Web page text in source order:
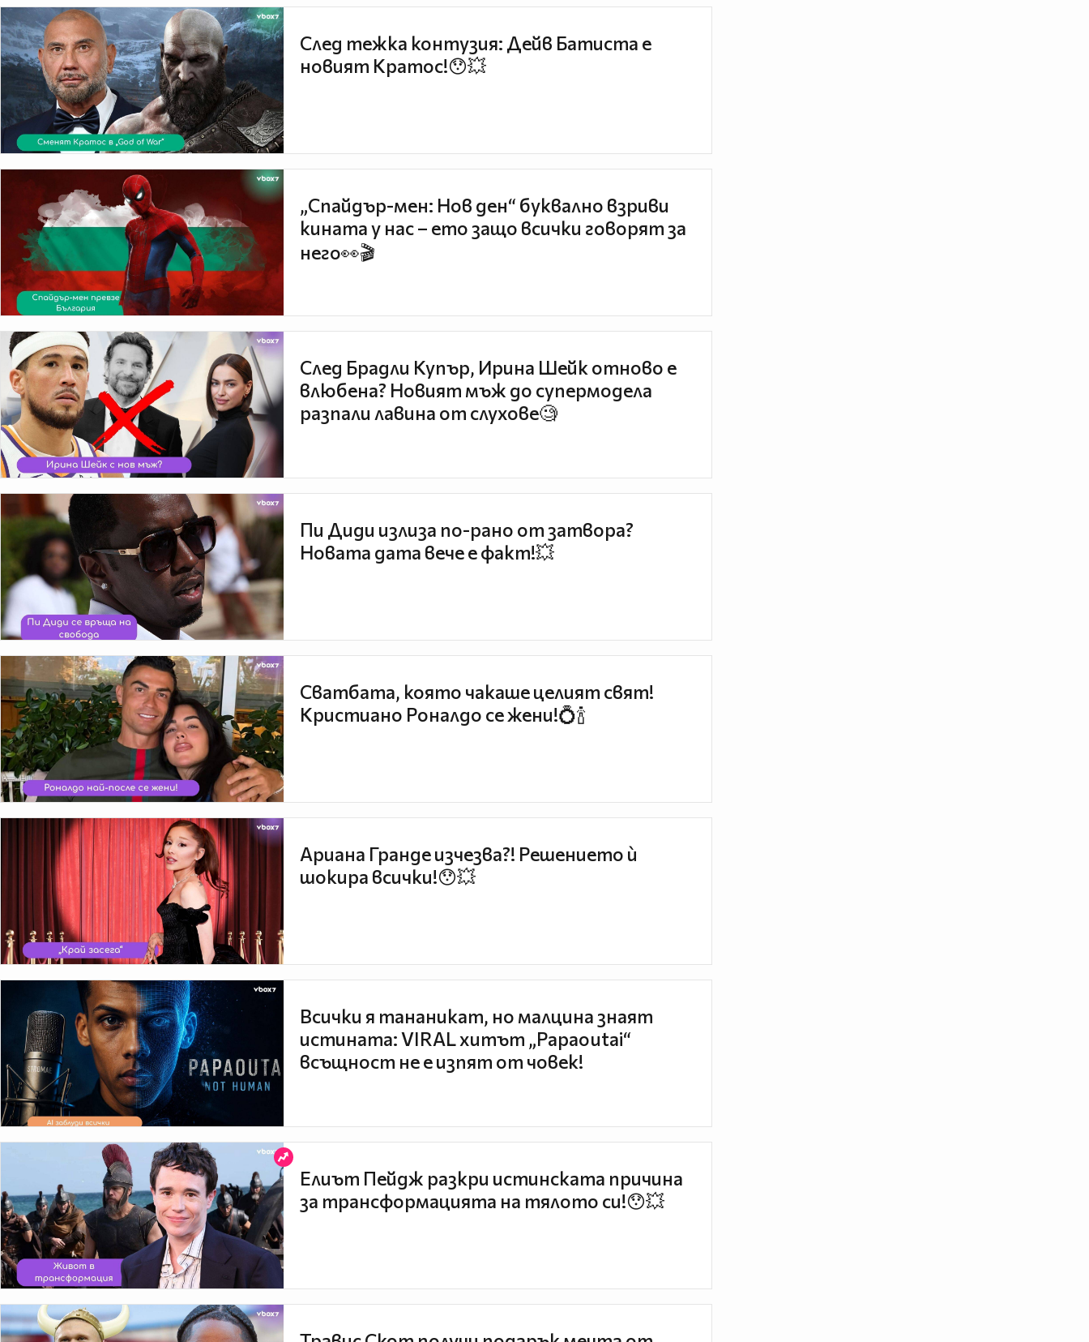
След тежка контузия: Дейв Батиста е
новият Кратос!😯💥
„Спайдър-мен: Нов ден“ буквално взриви
кината у нас – ето защо всички говорят за
него👀🎬
След Брадли Купър, Ирина Шейк отново е
влюбена? Новият мъж до супермодела
разпали лавина от слухове🧐
Пи Диди излиза по-рано от затвора?
Новата дата вече е факт!💥
Сватбата, която чакаше целият свят!
Кристиано Роналдо се жени!💍🍾
Ариана Гранде изчезва?! Решението ѝ
шокира всички!😯💥
Всички я тананикат, но малцина знаят
истината: VIRAL хитът „Papaoutai“
всъщност не е изпят от човек!
Елиът Пейдж разкри истинската причина
за трансформацията на тялото си!😯💥